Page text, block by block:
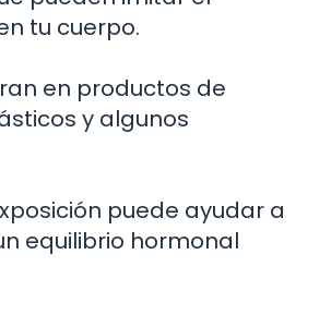
tu cuerpo.
en productos de
y algunos
puede ayudar a
equilibrio hormonal